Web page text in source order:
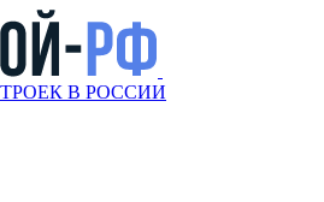
В РОССИИ